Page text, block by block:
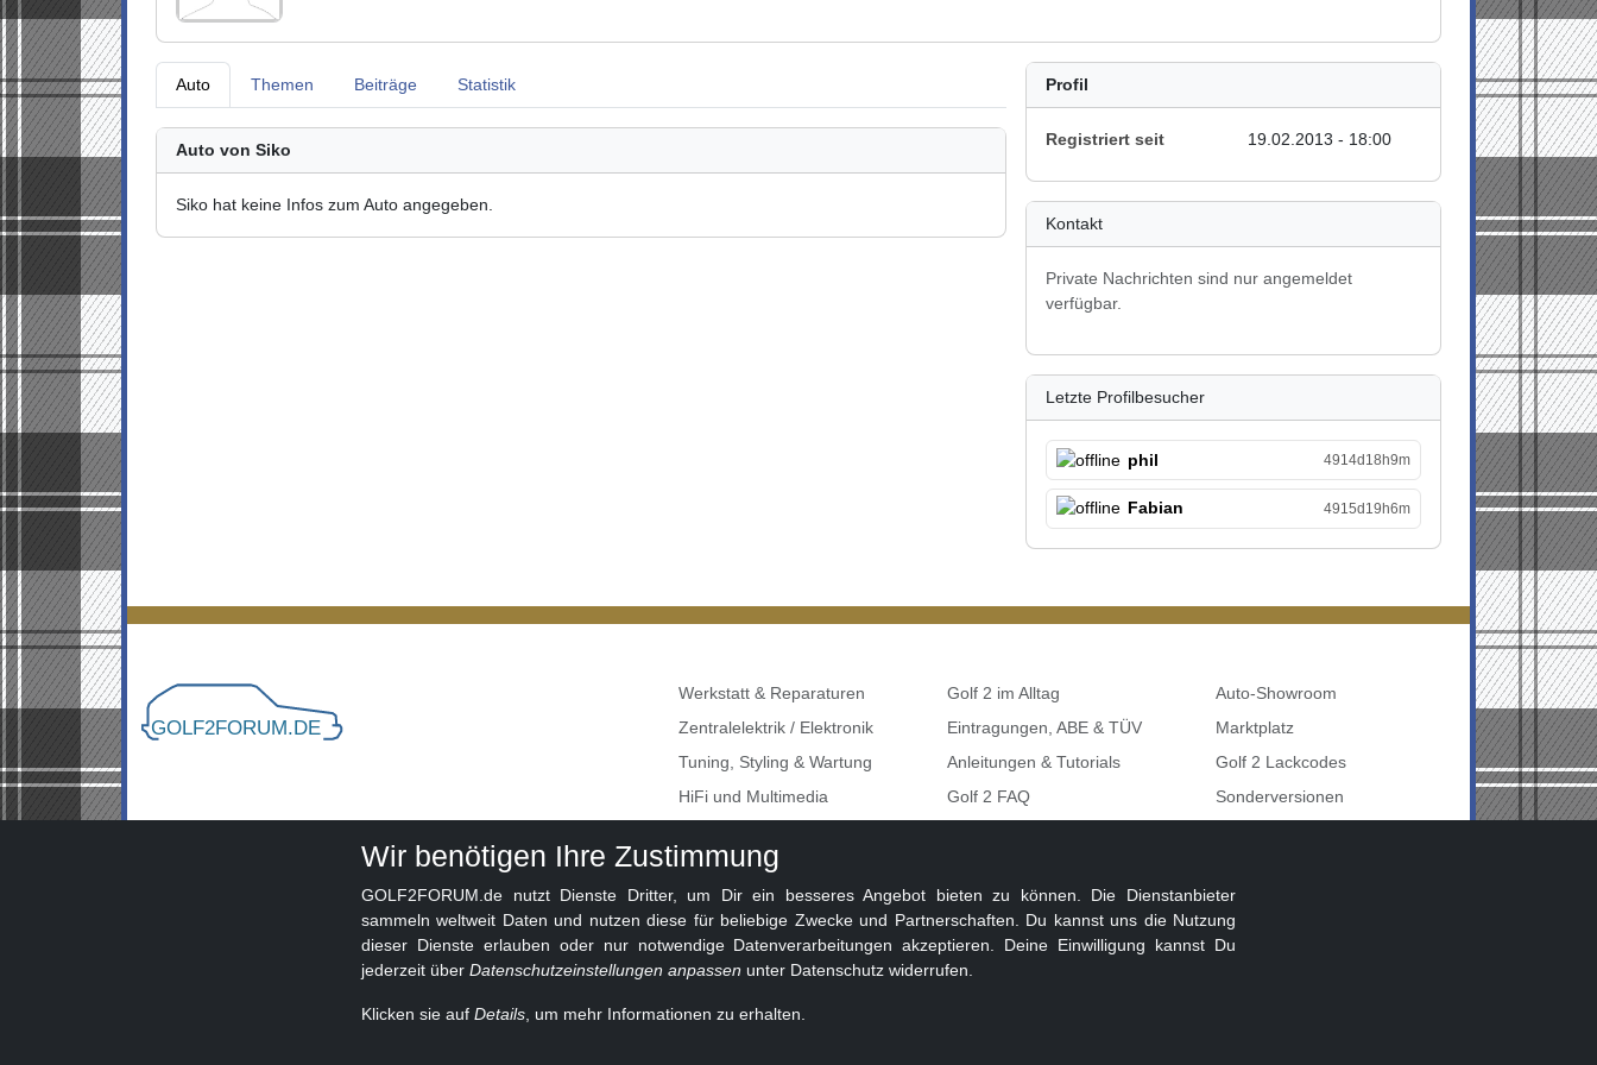
Auto Themen Beiträge Statistik
Auto von Siko
Siko hat keine Infos zum Auto angegeben.
Profil
Registriert seit 19.02.2013 - 18:00
Kontakt
Private Nachrichten sind nur angemeldet
verfügbar.
Letzte Profilbesucher
phil 4914d18h9m
Fabian 4915d19h6m
Werkstatt & Reparaturen
Zentralelektrik / Elektronik
Tuning, Styling & Wartung
HiFi und Multimedia
Golf 2 im Alltag
Eintragungen, ABE & TÜV
Anleitungen & Tutorials
Golf 2 FAQ
Auto-Showroom
Marktplatz
Golf 2 Lackcodes
Sonderversionen
Wir benötigen Ihre Zustimmung
GOLF2FORUM.de nutzt Dienste Dritter, um Dir ein besseres Angebot bieten zu können. Die Dienstanbieter
sammeln weltweit Daten und nutzen diese für beliebige Zwecke und Partnerschaften. Du kannst uns die Nutzung
dieser Dienste erlauben oder nur notwendige Datenverarbeitungen akzeptieren. Deine Einwilligung kannst Du
jederzeit über Datenschutzeinstellungen anpassen unter Datenschutz widerrufen.
Klicken sie auf Details , um mehr Informationen zu erhalten.